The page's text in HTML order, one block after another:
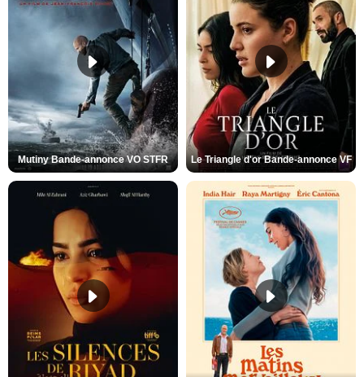
Mutiny Bande-annonce VO STFR Le Triangle d'or Bande-annonce VF